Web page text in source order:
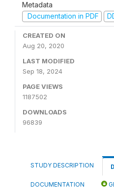
Metadata
Documentation in PDF
CREATED ON
Aug 20, 2020
LAST MODIFIED
Sep 18, 2024
PAGE VIEWS
1187502
DOWNLOADS
96839
STUDY DESCRIPTION
DOCUMENTATION